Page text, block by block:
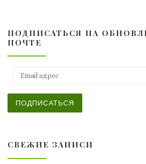
ПОДПИСАТЬСЯ НА
ПОЧТЕ
ПОДПИСАТЬСЯ
СВЕЖИЕ ЗАПИСИ